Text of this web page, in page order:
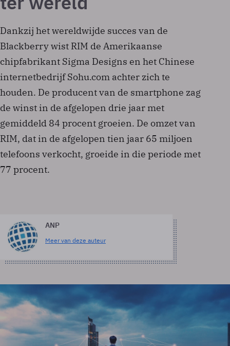
Dankzij het wereldwijde succes van de
Blackberry wist RIM de Amerikaanse
chipfabrikant Sigma Designs en het Chinese
internetbedrijf Sohu.com achter zich te
houden. De producent van de smartphone zag
de winst in de afgelopen drie jaar met
gemiddeld 84 procent groeien. De omzet van
RIM, dat in de afgelopen tien jaar 65 miljoen
telefoons verkocht, groeide in die periode met
77 procent.
ANP
Meer van deze auteur